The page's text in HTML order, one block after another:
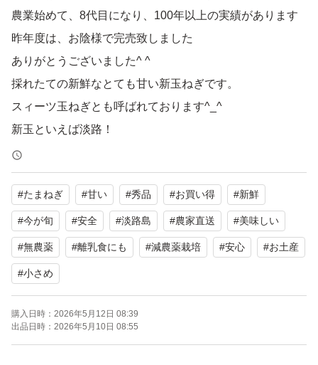
農業始めて、8代目になり、100年以上の実績があります
昨年度は、お陰様で完売致しました
ありがとうございました^ ^
採れたての新鮮なとても甘い新玉ねぎです。
スィーツ玉ねぎとも呼ばれております^_^
新玉といえば淡路！
新鮮で、柔らかく、甘く、水々しく、加熱にて甘さが増
し、色んな用途で美味しく食べられます♪
商品:淡路島新玉ねぎ
品種:早生 七宝
内容: 箱込み1.3キロです。収穫後に少し乾燥させて梱包致
しました。お写真はイメージです。
産地:兵庫県南あわじ市
確認事項
#たまねぎ #甘い #秀品 #お買い得 #新鮮
#今が旬 #安全 #淡路島 #農家直送 #美味しい
#無農薬 #離乳食にも #減農薬栽培 #安心 #お土産
#小さめ
購入日時： 2026年5月12日 08:39
出品日時： 2026年5月10日 08:55